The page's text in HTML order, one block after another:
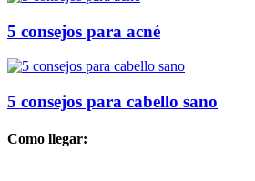
5 consejos para acné
5 consejos para cabello sano
Como llegar: